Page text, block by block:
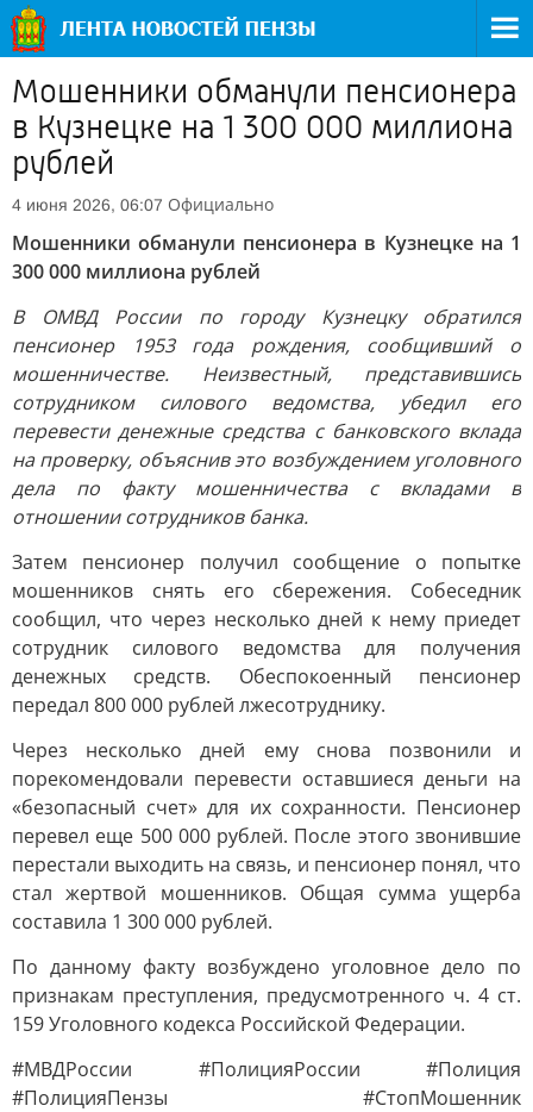
Мошенники обманули пенсионера
в Кузнецке на 1 300 000 миллиона
рублей
4 июня 2026, 06:07 Официально
Мошенники обманули пенсионера в Кузнецке на 1
300 000 миллиона рублей
В ОМВД России по городу Кузнецку обратился
пенсионер 1953 года рождения, сообщивший о
мошенничестве. Неизвестный, представившись
сотрудником силового ведомства, убедил его
перевести денежные средства с банковского вклада
на проверку, объяснив это возбуждением уголовного
дела по факту мошенничества с вкладами в
отношении сотрудников банка.
Затем пенсионер получил сообщение о попытке
мошенников снять его сбережения. Собеседник
сообщил, что через несколько дней к нему приедет
сотрудник силового ведомства для получения
денежных средств. Обеспокоенный пенсионер
передал 800 000 рублей лжесотруднику.
Через несколько дней ему снова позвонили и
порекомендовали перевести оставшиеся деньги на
«безопасный счет» для их сохранности. Пенсионер
перевел еще 500 000 рублей. После этого звонившие
перестали выходить на связь, и пенсионер понял, что
стал жертвой мошенников. Общая сумма ущерба
составила 1 300 000 рублей.
По данному факту возбуждено уголовное дело по
признакам преступления, предусмотренного ч. 4 ст.
159 Уголовного кодекса Российской Федерации.
#МВДРоссии #ПолицияРоссии #Полиция
#ПолицияПензы #СтопМошенник